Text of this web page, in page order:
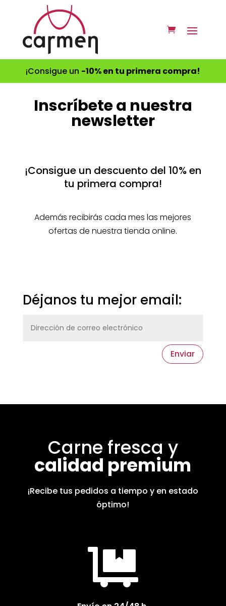
¡Consigue un -10% en tu primera compra!
Inscríbete a nuestra
newsletter
¡Consigue un descuento del 10% en
tu primera compra!
Además recibirás cada mes las mejores
ofertas de nuestra tienda online.
Déjanos tu mejor email:
Enviar
Carne fresca y
calidad premium
¡Recibe tus pedidos a tiempo y en estado
óptimo!
